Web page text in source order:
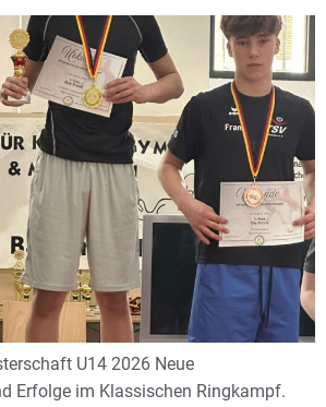
U14 2026 Neue
Erfolge im Klassischen Ringkampf.